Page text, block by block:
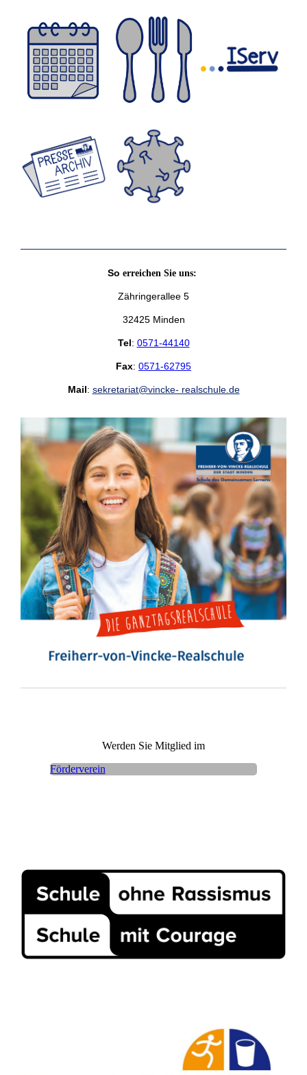
So erreichen Sie uns:
Zähringerallee 5
32425 Minden
Tel: 0571-44140
Fax: 0571-62795
Mail: sekretariat@vincke- realschule.de
Werden Sie Mitglied im
Förderverein